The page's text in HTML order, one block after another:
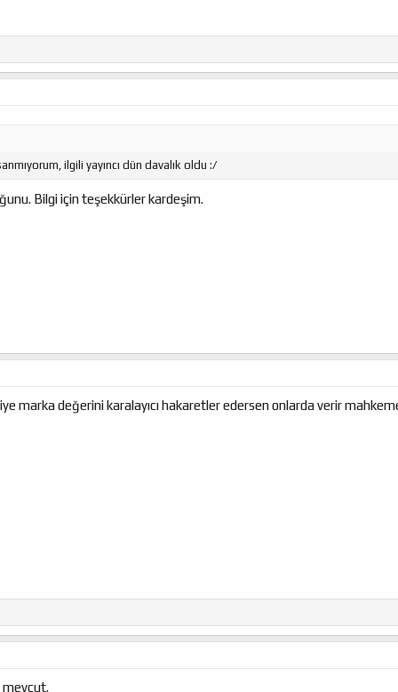
ilgili yayıncı dün davalık oldu :/
Bilgi için teşekkürler kardeşim.
marka değerini karalayıcı hakaretler edersen onlarda verir
mevcut.